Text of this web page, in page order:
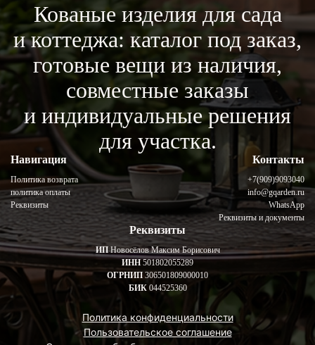
Кованые изделия для сада
и коттеджа: каталог под заказ,
готовые вещи из наличия,
совместные заказы
и индивидуальные решения
для участка.
Навигация
Политика возврата
политика оплаты
Реквизиты
Контакты
+7(909)9093040
info@gqarden.ru
WhatsApp
Реквизиты и документы
Реквизиты
ИПНовосёлов Максим Борисович
ИНН501802055289
ОГРНИП 306501809000010
БИК044525360
Политика конфиденциальности
Пользовательское соглашение